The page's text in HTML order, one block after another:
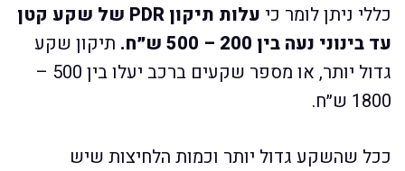
כללי ניתן לומר כי
עלות תיקון PDR של שקע קטן
עד בינוני נעה בין 200 – 500 ש״ח.
תיקון שקע
גדול יותר, או מספר שקעים ברכב יעלו בין 500 –
1800 ש״ח.
ככל שהשקע גדול יותר וכמות הלחיצות שיש